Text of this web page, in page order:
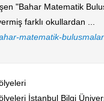
"Bahar Matematik
farklı okullardan ...
matematik-
İstanbul Bilgi